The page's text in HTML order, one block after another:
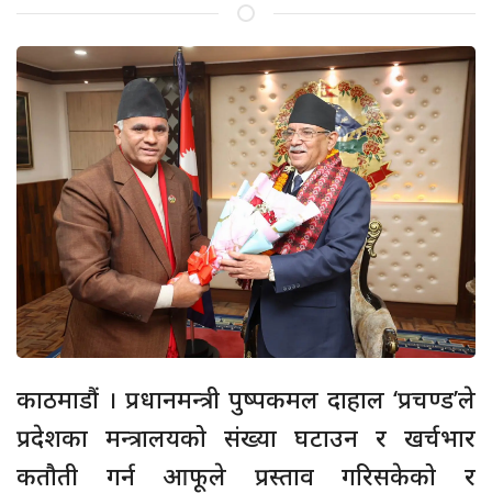
काठमाडौं । प्रधानमन्त्री पुष्पकमल दाहाल ‘प्रचण्ड’ले
प्रदेशका मन्त्रालयको संख्या घटाउन र खर्चभार
कतौती गर्न आफूले प्रस्ताव गरिसकेको र